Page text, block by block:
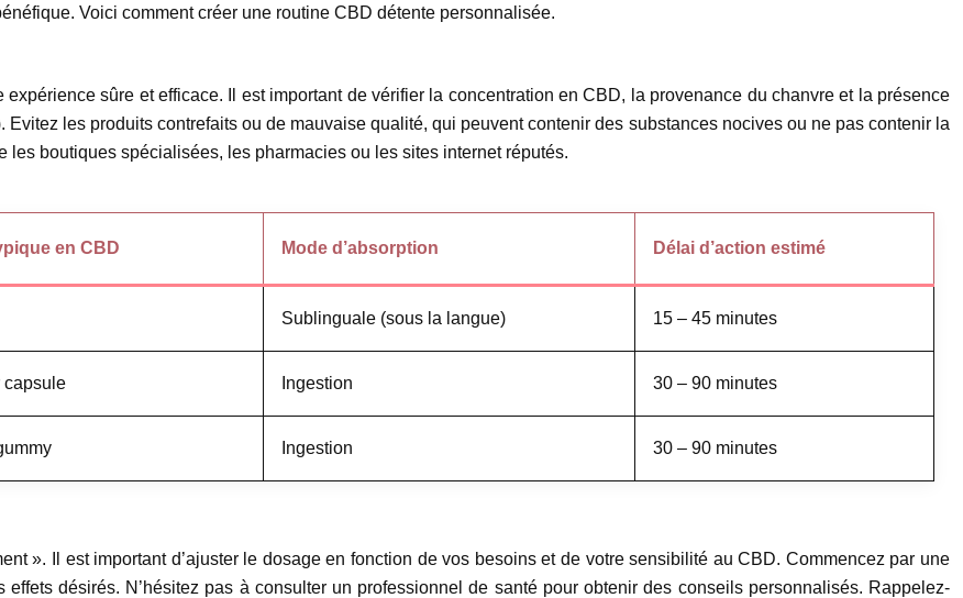
Voici comment créer une routine CBD détente personnalisée.
sûre et efficace. Il est important de vérifier la concentration en CBD, la provenance du chanvre et la présence
les produits contrefaits ou de mauvaise qualité, qui peuvent contenir des substances nocives ou ne pas contenir la
boutiques spécialisées, les pharmacies ou les sites internet réputés.
en CBD Mode d’absorption Délai d’action estimé
Sublinguale (sous la langue) 15 – 45 minutes
capsule Ingestion 30 – 90 minutes
Ingestion 30 – 90 minutes
». Il est important d’ajuster le dosage en fonction de vos besoins et de votre sensibilité au CBD. Commencez par une
désirés. N’hésitez pas à consulter un professionnel de santé pour obtenir des conseils personnalisés. Rappelez-